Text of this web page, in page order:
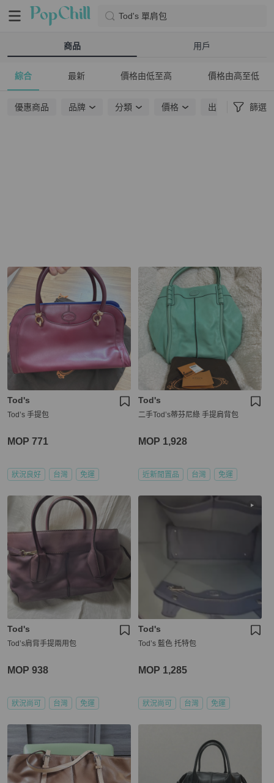
Tod's 單肩包
商品 用戶
綜合 最新 價格由低至高 價格由高至低
優惠商品 品牌 分類 價格 出貨地點 篩選
Tod's
Tod’s 手提包
MOP 771
狀況良好 台灣 免運
Tod's
二手Tod’s蒂芬尼綠 手提肩背包
MOP 1,928
近新閒置品 台灣 免運
Tod's
Tod’s肩背手提兩用包
MOP 938
狀況尚可 台灣 免運
Tod's
Tod’s 藍色 托特包
MOP 1,285
狀況尚可 台灣 免運